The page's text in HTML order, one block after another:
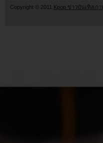
Copyright © 2011 Kpop ข่าวบันเทิงเ